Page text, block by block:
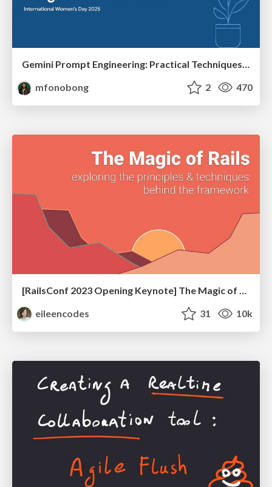
Gemini Prompt Engineering: Practical Techniques for Tangible AI Outcomes
mfonobong
2 470
eileencodes
31 10k